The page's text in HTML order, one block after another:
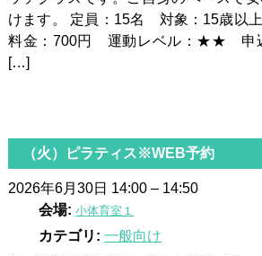
けます。 定員：15名 対象：15歳以
料金：700円 運動レベル：★★ 申
[…]
（火）ピラティス※WEB予約
2026年6月30日 14:00– 14:50
会場: 小体育室１
カテゴリ: 一般向け